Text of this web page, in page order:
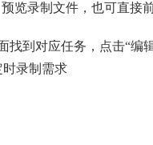
览录制文件，也可直接
到对应任务，点击“编
录制需求